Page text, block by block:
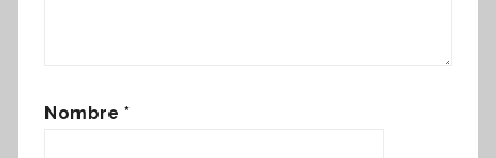
Nombre *